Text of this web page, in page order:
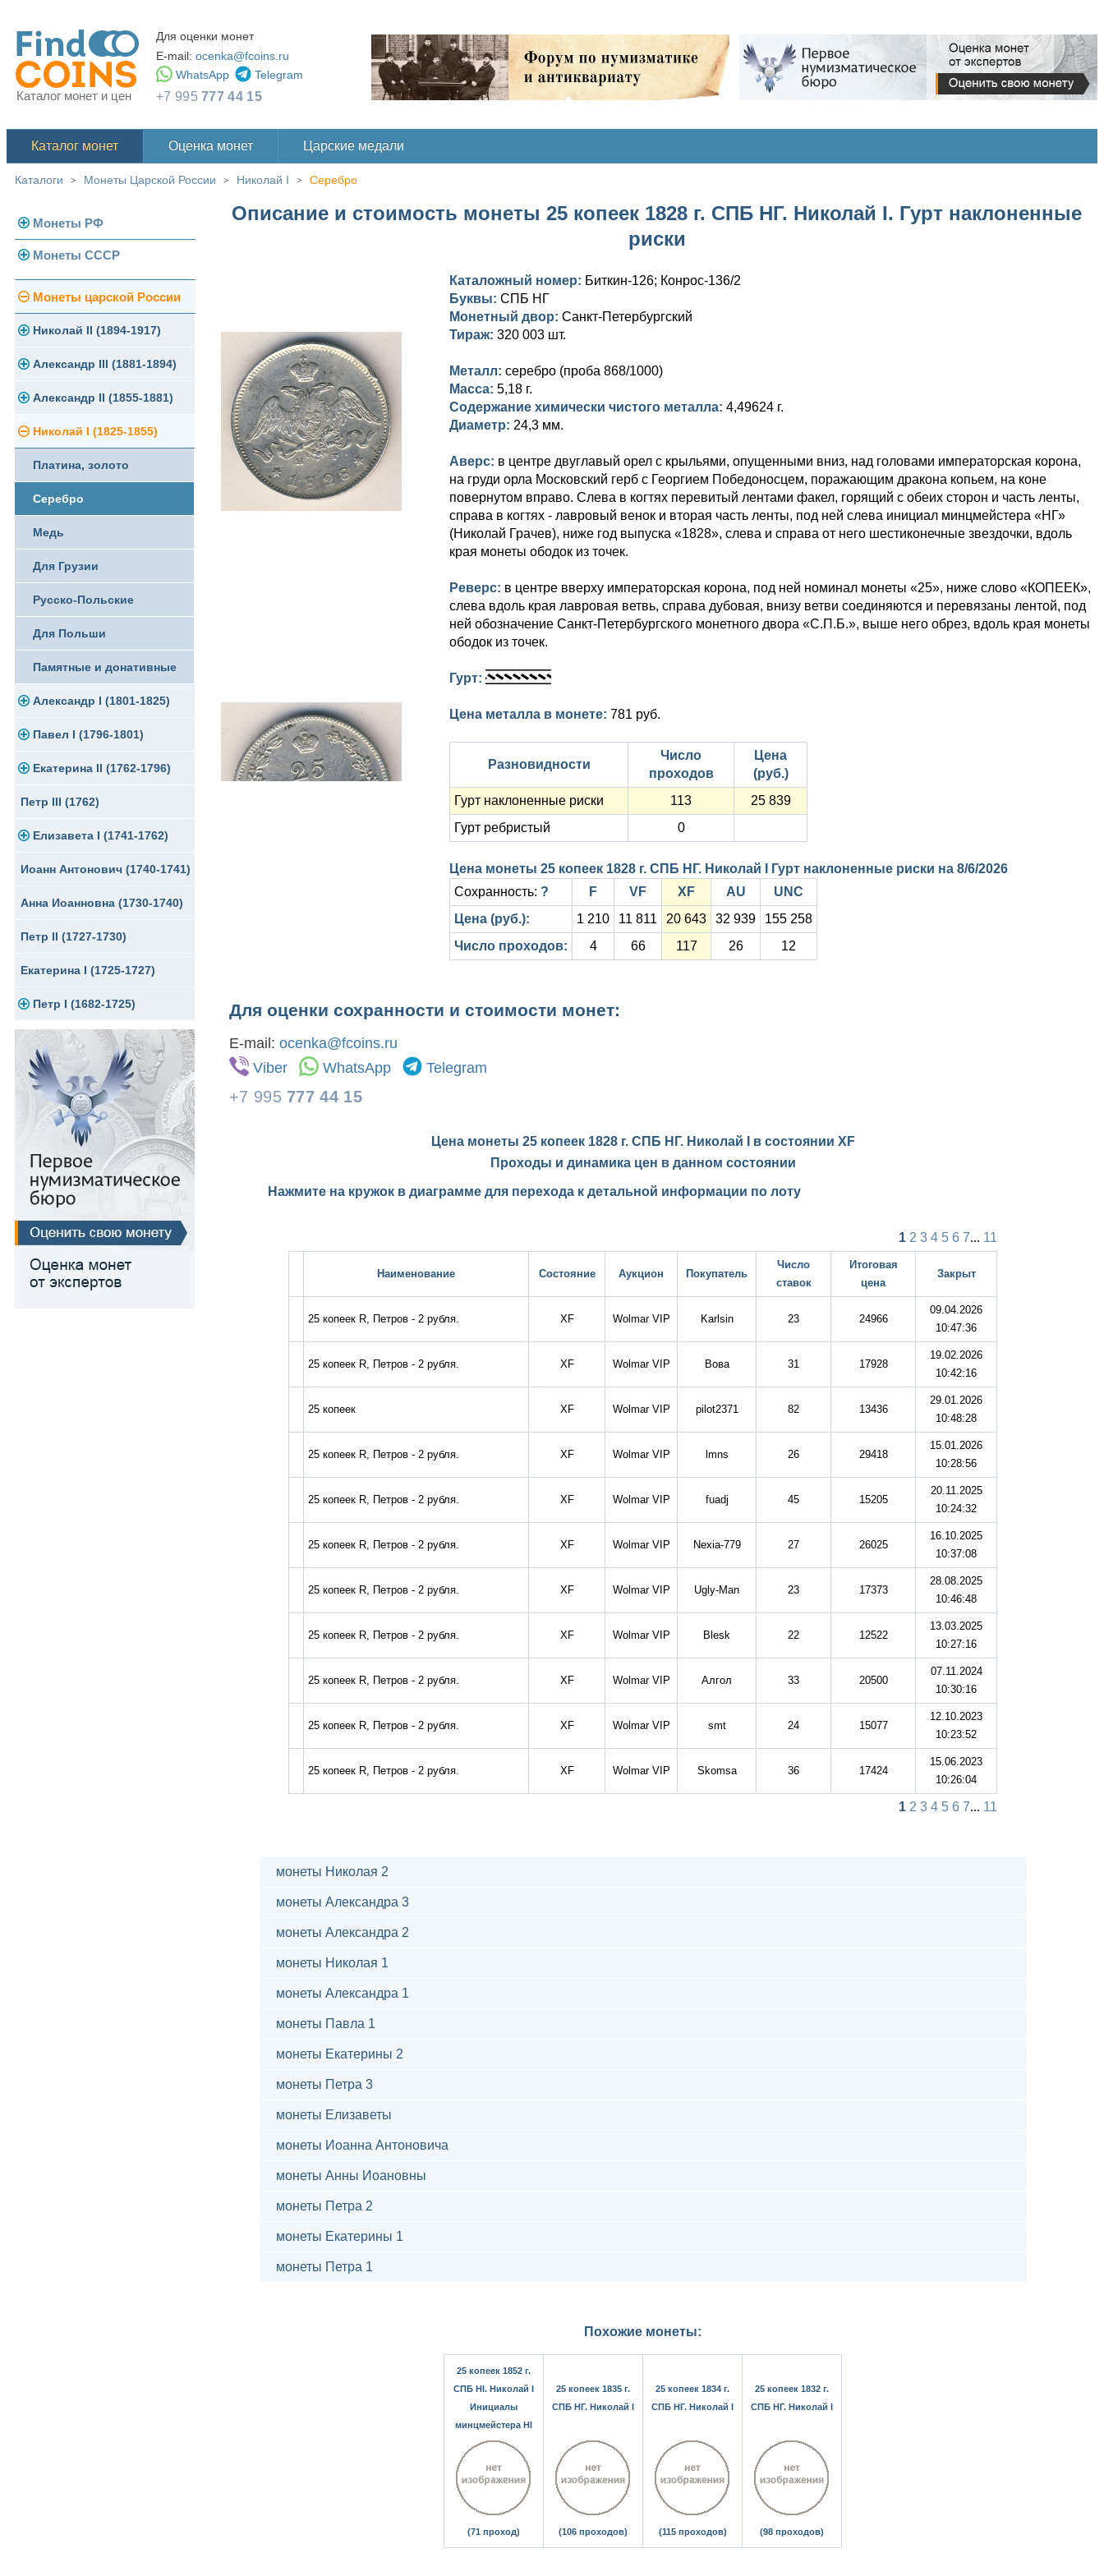
Каталог монет и цен
Для оценки монет
E-mail: ocenka@fcoins.ru
WhatsApp
Telegram
+7 995777 44 15
Каталог монет Оценка монет Царские медали
Каталоги > Монеты Царской России > Николай I > Серебро
Монеты РФ
Современная Россия
Монеты 1991-1993 гг.
Памятные и юбилейные
Монеты СССР
Погодовка СССР
Монеты 1958 года
Золотые червонцы
Памятные и юбилейные
Монеты царской России
Николай II (1894-1917)
Золото
Серебро
Медь
Германская оккупация
Для Финляндии
Памятные и донативные
Александр III (1881-1894)
Золото
Серебро
Медь
Для Финляндии
Памятные и донативные
Александр II (1855-1881)
Золото
Серебро
Медь
Для Финляндии
Памятные и донативные
Николай I (1825-1855)
Платина, золото
Серебро
Медь
Для Грузии
Русско-Польские
Для Польши
Памятные и донативные
Александр I (1801-1825)
Золото
Серебро
Медь
Для Грузии
Для Польши
Павел I (1796-1801)
Золото
Серебро
Медь
Екатерина II (1762-1796)
Золото
Серебро
Медь
Сибирские монеты
Для Молдавии и Валахии
Таврические монеты
Петр III (1762)
Елизавета I (1741-1762)
Золото
Серебро
Медь
Для Пруссии
Ливонезы
Альбертусталер
Иоанн Антонович (1740-1741)
Анна Иоанновна (1730-1740)
Петр II (1727-1730)
Екатерина I (1725-1727)
Петр I (1682-1725)
Золото
Серебро
Медь
Для Речи Посполитой
Описание и стоимость монеты 25 копеек 1828 г. СПБ НГ. Николай I. Гурт наклоненные
риски
Каталожный номер: Биткин-126; Конрос-136/2
Буквы: СПБ НГ
Монетный двор: Санкт-Петербургский
Тираж: 320 003 шт.
Металл: серебро (проба 868/1000)
Масса: 5,18 г.
Содержание химически чистого металла: 4,49624 г.
Диаметр: 24,3 мм.
Аверс: в центре двуглавый орел с крыльями, опущенными вниз, над головами императорская корона,
на груди орла Московский герб с Георгием Победоносцем, поражающим дракона копьем, на коне
повернутом вправо. Слева в когтях перевитый лентами факел, горящий с обеих сторон и часть ленты,
справа в когтях - лавровый венок и вторая часть ленты, под ней слева инициал минцмейстера «НГ»
(Николай Грачев), ниже год выпуска «1828», слева и справа от него шестиконечные звездочки, вдоль
края монеты ободок из точек.
Реверс: в центре вверху императорская корона, под ней номинал монеты «25», ниже слово «КОПЕЕК»,
слева вдоль края лавровая ветвь, справа дубовая, внизу ветви соединяются и перевязаны лентой, под
ней обозначение Санкт-Петербургского монетного двора «С.П.Б.», выше него обрез, вдоль края монеты
ободок из точек.
Гурт:
Цена металла в монете: 781 руб.
Разновидности
Число
проходов
Цена
(руб.)
Гурт наклоненные риски
113
25 839
Гурт ребристый
0
Цена монеты 25 копеек 1828 г. СПБ НГ. Николай I Гурт наклоненные риски на 8/6/2026
Сохранность: ? F VF XF AU
UNC
Цена (руб.):
1 210 11 811 20 643 32 939
155 258
Число проходов:
4 66 117 26 12
Для оценки сохранности и стоимости монет:
E-mail: ocenka@fcoins.ru
Viber
WhatsApp Telegram
+7 995 777 44 15
Цена монеты 25 копеек 1828 г. СПБ НГ. Николай I в состоянии XF
Проходы и динамика цен в данном состоянии
Нажмите на кружок в диаграмме для перехода к детальной информации по лоту
1 2 3 4 5 6 7... 11
Наименование Состояние Аукцион Покупатель
Число
ставок
Итоговая
цена
Закрыт
25 копеек R, Петров - 2 рубля. XF Wolmar VIP Karlsin 23 24966
09.04.2026
10:47:36
25 копеек R, Петров - 2 рубля. XF Wolmar VIP Вова 31 17928
19.02.2026
10:42:16
25 копеек XF Wolmar VIP pilot2371 82 13436
29.01.2026
10:48:28
25 копеек R, Петров - 2 рубля. XF Wolmar VIP lmns 26 29418
15.01.2026
10:28:56
25 копеек R, Петров - 2 рубля. XF Wolmar VIP fuadj 45 15205
20.11.2025
10:24:32
25 копеек R, Петров - 2 рубля. XF Wolmar VIP Nexia-779 27 26025
16.10.2025
10:37:08
25 копеек R, Петров - 2 рубля. XF Wolmar VIP Ugly-Man 23 17373
28.08.2025
10:46:48
25 копеек R, Петров - 2 рубля. XF Wolmar VIP Blesk 22 12522
13.03.2025
10:27:16
25 копеек R, Петров - 2 рубля. XF Wolmar VIP Алгол 33 20500
07.11.2024
10:30:16
25 копеек R, Петров - 2 рубля. XF Wolmar VIP smt 24 15077
12.10.2023
10:23:52
25 копеек R, Петров - 2 рубля. XF Wolmar VIP Skomsa 36 17424
15.06.2023
10:26:04
1 2 3 4 5 6 7... 11
монеты Николая 2
монеты Александра 3
монеты Александра 2
монеты Николая 1
монеты Александра 1
монеты Павла 1
монеты Екатерины 2
монеты Петра 3
монеты Елизаветы
монеты Иоанна Антоновича
монеты Анны Иоановны
монеты Петра 2
монеты Екатерины 1
монеты Петра 1
Похожие монеты:
25 копеек 1852 г.
СПБ HI. Николай I
Инициалы
минцмейстера HI
(71 проход)
25 копеек 1835 г.
СПБ НГ. Николай I
(106 проходов)
25 копеек 1834 г.
СПБ НГ. Николай I
(115 проходов)
25 копеек 1832 г.
СПБ НГ. Николай I
(98 проходов)